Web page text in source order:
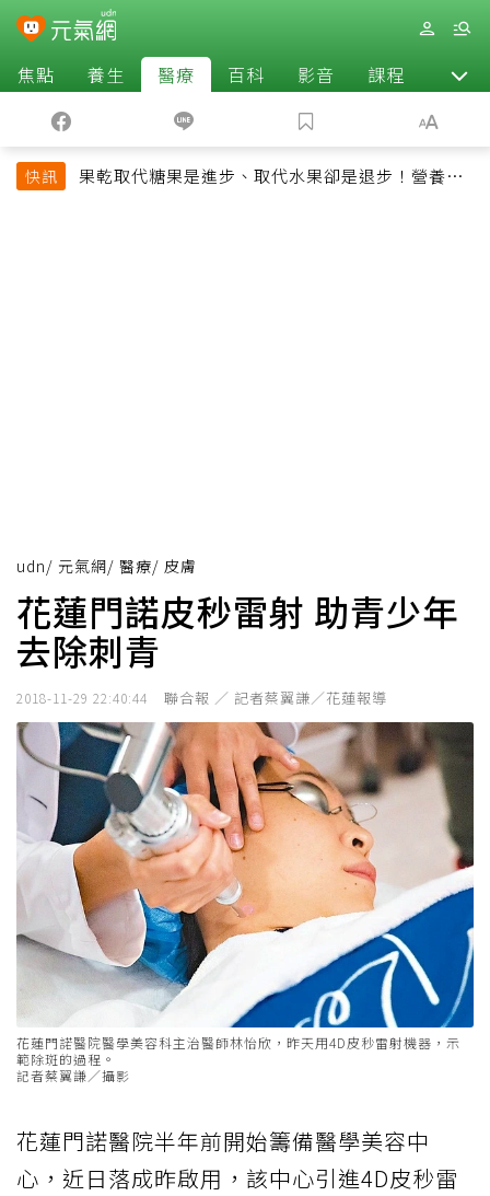
焦點 養生 醫療 百科 影音 課程 退休
快訊
果乾取代糖果是進步、取代水果卻是退步！營養師
udn/ 元氣網/ 醫療/ 皮膚
花蓮門諾皮秒雷射 助青少年
去除刺青
2018-11-29 22:40:44 聯合報 ／ 記者蔡翼謙／花蓮報導
花蓮門諾醫院醫學美容科主治醫師林怡欣，昨天用4D皮秒雷射機器，示
範除斑的過程。
記者蔡翼謙／攝影
花蓮門諾醫院半年前開始籌備醫學美容中
心，近日落成昨啟用，該中心引進4D皮秒雷